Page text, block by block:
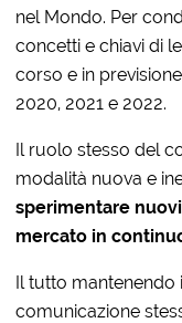
nel Mondo. Per
concetti e chiavi di
corso e in
2020, 2021 e 2022.
Il ruolo stesso del
modalità nuova e
sperimentare
mercato in
Il tutto mantenendo
comunicazione